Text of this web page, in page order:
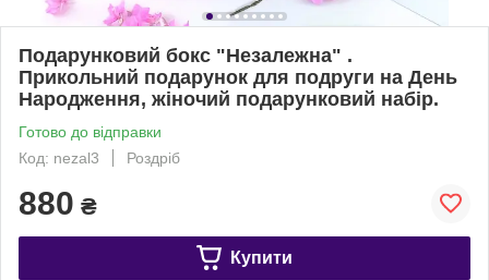
Подарунковий бокс "Незалежна" .
Прикольний подарунок для подруги на День
Народження, жіночий подарунковий набір.
Готово до відправки
Код: nezal3
Роздріб
880 ₴
Купити